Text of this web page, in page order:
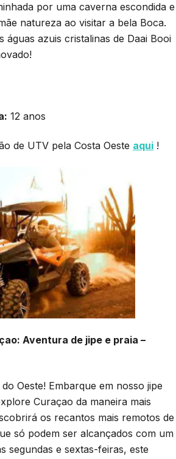
por uma caverna escondida e
natureza ao visitar a bela Boca.
águas azuis cristalinas de Daai Booi
12 anos
de UTV pela Costa Oeste aqui !
Aventura de jipe e praia –
Oeste! Embarque em nosso jipe
Curaçao da maneira mais
os recantos mais remotos de
só podem ser alcançados com um
segundas e sextas-feiras, este